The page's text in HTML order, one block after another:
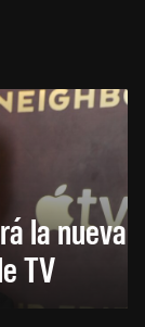
la nueva
TV